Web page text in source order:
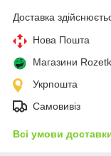
Доставка
Нова Пошта
Магазини
Укрпошта
Самовивіз
Всі умови